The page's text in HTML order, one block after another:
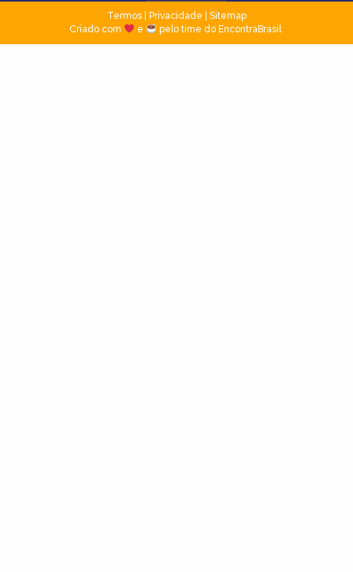
Termos| Privacidade
Sitemap
Criado com
e pelo time do EncontraBrasil